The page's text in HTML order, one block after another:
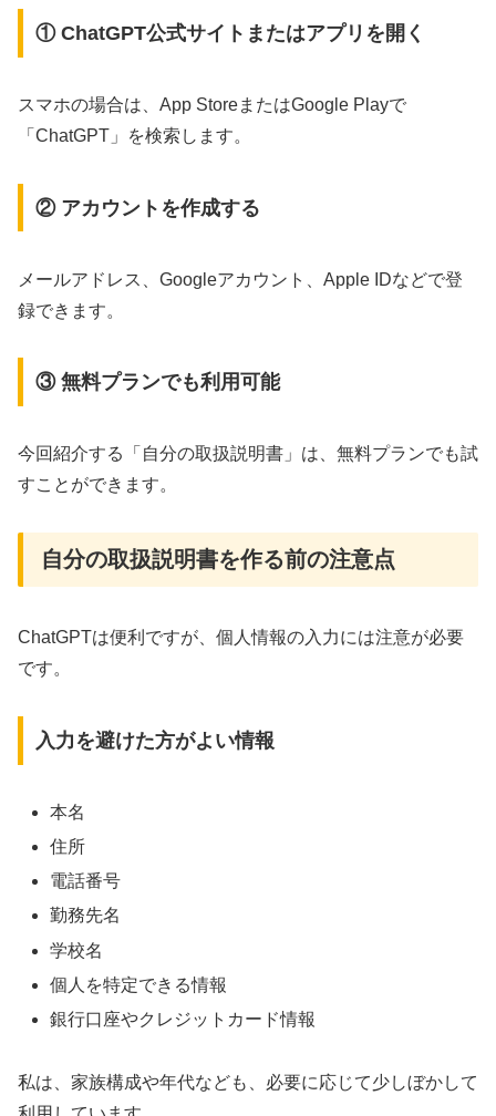
① ChatGPT公式サイトまたはアプリを開く
スマホの場合は、App StoreまたはGoogle Playで
「ChatGPT」を検索します。
② アカウントを作成する
メールアドレス、Googleアカウント、Apple IDなどで登
録できます。
③ 無料プランでも利用可能
今回紹介する「自分の取扱説明書」は、無料プランでも試
すことができます。
自分の取扱説明書を作る前の注意点
ChatGPTは便利ですが、個人情報の入力には注意が必要
です。
入力を避けた方がよい情報
本名
住所
電話番号
勤務先名
学校名
個人を特定できる情報
銀行口座やクレジットカード情報
私は、家族構成や年代なども、必要に応じて少しぼかして